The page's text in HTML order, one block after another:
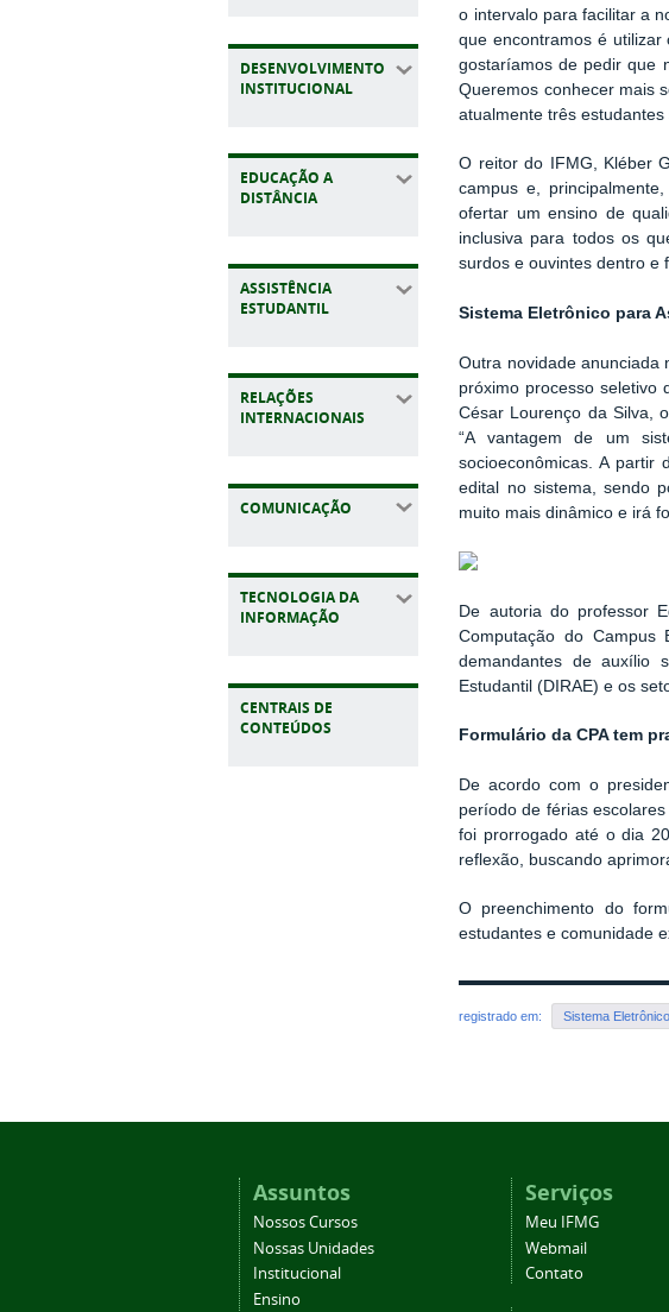
DESENVOLVIMENTO
INSTITUCIONAL
EDUCAÇÃO A
DISTÂNCIA
ASSISTÊNCIA
ESTUDANTIL
RELAÇÕES
INTERNACIONAIS
COMUNICAÇÃO
TECNOLOGIA DA
INFORMAÇÃO
CENTRAIS DE
CONTEÚDOS
o intervalo para facilitar a
que encontramos é utilizar
gostaríamos de pedir que
Queremos conhecer mais
atualmente três
O reitor do IFMG, Kléber
campus e,
ofertar um ensino de
inclusiva para todos os
surdos e ouvintes dentro e
Sistema Eletrônico para
Outra novidade anunciada
próximo processo seletivo
César Lourenço da Silva,
“A vantagem de um
socioeconômicas. A
edital no sistema, sendo
muito mais dinâmico e irá
De autoria do professor
Computação do
demandantes de auxílio
Estudantil (DIRAE) e os
Formulário da CPA tem
De acordo com o
período de férias
foi prorrogado até o dia
reflexão, buscando
O preenchimento do
estudantes e comunidade
registrado em: Sistema
Assuntos
Nossos Cursos
Nossas Unidades
Institucional
Ensino
Serviços
Meu IFMG
Webmail
Contato